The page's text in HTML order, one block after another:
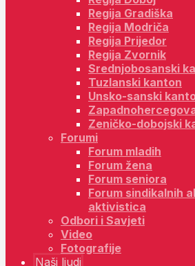
Regija Gradiška
Regija Modriča
Regija Prijedor
Regija Zvornik
Srednjobosanski
Tuzlanski kanton
Unsko-sanski
Zeničko-dobojski
Forumi
Forum mladih
Forum žena
Forum seniora
Forum sindikalnih
aktivistica
Odbori i Savjeti
Video
Fotografije
Naši ljudi